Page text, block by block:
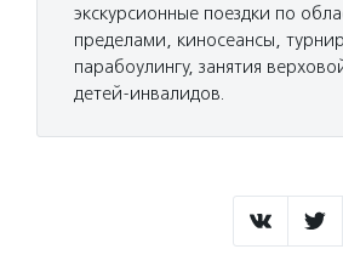
экскурсионные поездки по
пределами, киносеансы,
парабоулингу, занятия
детей-инвалидов.